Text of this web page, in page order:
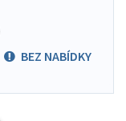
BEZ NABÍDKY